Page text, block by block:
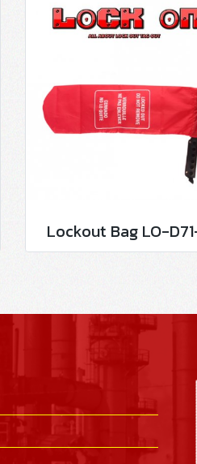
Lockout Bag LO-